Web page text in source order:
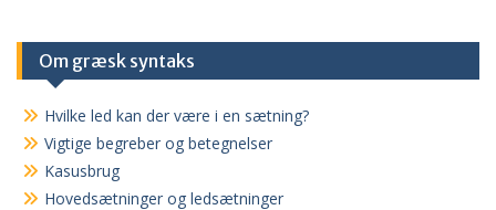
Om græsk syntaks
Hvilke led kan der være i en sætning?
Vigtige begreber og betegnelser
Kasusbrug
Hovedsætninger og ledsætninger